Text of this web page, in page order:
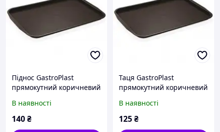
Піднос GastroPlast
прямокутний коричневий
з швидкою доставкою по
Україні
В наявності
140₴
Таця GastroPlast
прямокутний коричневий
з швидкою доставкою по
Україні
В наявності
125₴